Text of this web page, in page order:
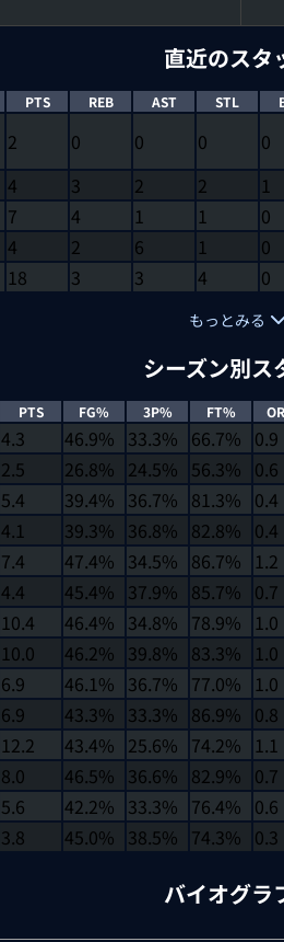
直近のスタ
PTS REB AST STL
2 0 0 0 0
4 3 2 2 1
7 4 1 1 0
4 2 6 1 0
18 3 3 4 0
もっとみる
シーズン別ス
PTS FG% 3P% FT%
4.3 46.9% 33.3% 66.7% 0.9
2.5 26.8% 24.5% 56.3% 0.6
5.4 39.4% 36.7% 81.3% 0.4
4.1 39.3% 36.8% 82.8% 0.4
7.4 47.4% 34.5% 86.7% 1.2
4.4 45.4% 37.9% 85.7% 0.7
10.4 46.4% 34.8% 78.9% 1.0
10.0 46.2% 39.8% 83.3% 1.0
6.9 46.1% 36.7% 77.0% 1.0
6.9 43.3% 33.3% 86.9% 0.8
12.2 43.4% 25.6% 74.2% 1.1
8.0 46.5% 36.6% 82.9% 0.7
5.6 42.2% 33.3% 76.4% 0.6
3.8 45.0% 38.5% 74.3% 0.3
バイオグラ